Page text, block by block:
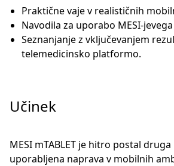
Praktične vaje v realističnih
Navodila za uporabo MESI-
Seznanjanje z vključevanjem
telemedicinsko platformo.
Učinek
MESI mTABLET je hitro postal
uporabljena naprava v mobilnih